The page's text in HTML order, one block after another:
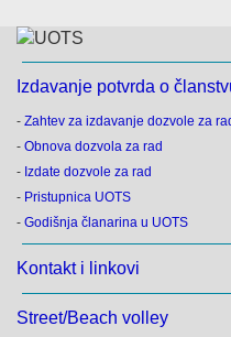
Izdavanje potvrda o
- Zahtev za izdavanje dozvole za
- Obnova dozvola za rad
- Izdate dozvole za rad
- Pristupnica UOTS
- Godišnja članarina u UOTS
Kontakt i linkovi
Street/Beach volley